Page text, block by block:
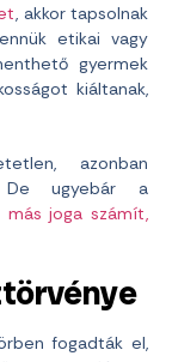
, akkor tapsolnak
etikai vagy
gyermek
kiáltanak,
azonban
De ugyebár a
más joga számít,
fogadták el,